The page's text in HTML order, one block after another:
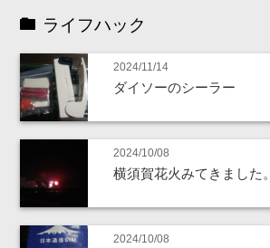
ライフハック
2024/11/14
ダイソーのシーラー
2024/10/08
横須賀花火みてきました。
2024/10/08